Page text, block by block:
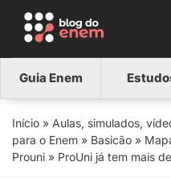
Guia Enem
Início » Aulas, simulados,
para o Enem » Basicão »
Prouni » ProUni já tem mais